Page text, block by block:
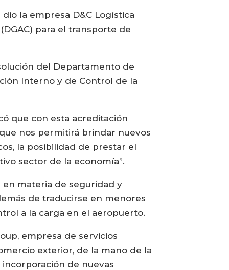
la empresa D&C Logística
para el transporte de
del Departamento de
Interno y de Control de la
que con esta acreditación
nos permitirá brindar nuevos
la posibilidad de prestar el
sector de la economía”.
en materia de seguridad y
de traducirse en menores
a la carga en el aeropuerto.
empresa de servicios
exterior, de la mano de la
de nuevas